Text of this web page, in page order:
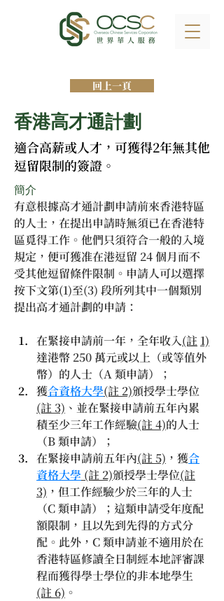
回上一頁
香港高才通計劃
適合高薪或人才，可獲得2年無其他
逗留限制的簽證。
簡介
有意根據高才通計劃申請前來香港特區
的人士，在提出申請時無須已在香港特
區覓得工作。他們只須符合一般的入境
規定，便可獲准在港逗留 24 個月而不
受其他逗留條件限制。申請人可以選擇
按下文第(1)至(3) 段所列其中一個類別
提出高才通計劃的申請：
在緊接申請前一年，全年收入(註 1)
達港幣 250 萬元或以上（或等值外
幣）的人士（A 類申請）；
獲合資格大學(註 2)頒授學士學位
(註 3) 、並在緊接申請前五年內累
積至少三年工作經驗(註 4)的人士
（B 類申請）；
在緊接申請前五年內(註 5) ，獲合
資格大學 (註 2)頒授學士學位(註
3) ，但工作經驗少於三年的人士
（C 類申請）；這類申請受年度配
額限制，且以先到先得的方式分
配。此外，C 類申請並不適用於在
香港特區修讀全日制經本地評審課
程而獲得學士學位的非本地學生
(註 6) 。